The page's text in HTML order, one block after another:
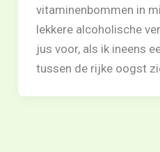
vitaminenbommen in
lekkere alcoholische
jus voor, als ik ineens
tussen de rijke oogst